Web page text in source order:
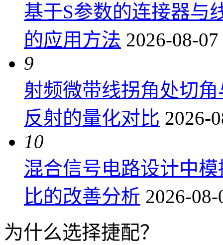
基于S参数的连接器与
的应用方法 2026-08-
9
射频微带线拐角处切
反射的量化对比 2026-
10
混合信号电路设计中
比的改善分析 2026-
为什么选择捷配？